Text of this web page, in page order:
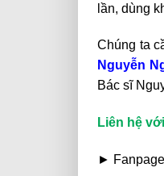
lần, dùng
Chúng ta
Nguyễn
Bác sĩ
Liên hệ
►